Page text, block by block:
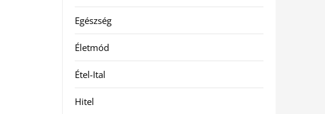
Egészség
Életmód
Étel-Ital
Hitel